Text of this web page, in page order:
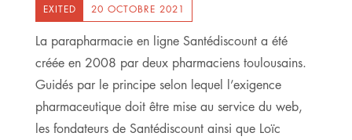
EXITED 20 OCTOBRE 2021
La parapharmacie en ligne Santédiscount a été
créée en 2008 par deux pharmaciens toulousains.
Guidés par le principe selon lequel l’exigence
pharmaceutique doit être mise au service du web,
les fondateurs de Santédiscount ainsi que Loïc